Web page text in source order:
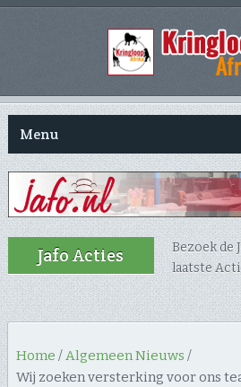
Menu
Jafo Acties
Bezoek de
laatste
Home /Algemeen Nieuws /
Wij zoeken versterking voor ons